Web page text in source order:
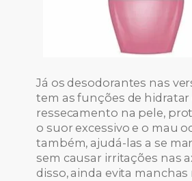
Já os desodorantes nas
tem as funções de hidratar
ressecamento na pele,
o suor excessivo e o mau
também, ajudá-las a se
sem causar irritações nas
disso, ainda evita manchas